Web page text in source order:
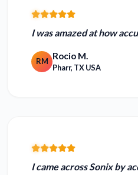
I wasamazed at how
RM Rocio M.
Pharr, TX USA
I came across Sonix by